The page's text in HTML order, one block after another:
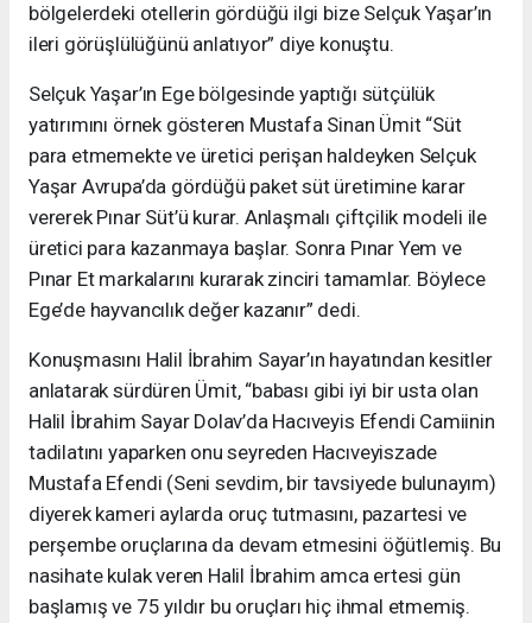
bölgelerdeki otellerin gördüğü ilgi bize Selçuk Yaşar’ın
ileri görüşlülüğünü anlatıyor” diye konuştu.
Selçuk Yaşar’ın Ege bölgesinde yaptığı sütçülük
yatırımını örnek gösteren Mustafa Sinan Ümit “Süt
para etmemekte ve üretici perişan haldeyken Selçuk
Yaşar Avrupa’da gördüğü paket süt üretimine karar
vererek Pınar Süt’ü kurar. Anlaşmalı çiftçilik modeli ile
üretici para kazanmaya başlar. Sonra Pınar Yem ve
Pınar Et markalarını kurarak zinciri tamamlar. Böylece
Ege’de hayvancılık değer kazanır” dedi.
Konuşmasını Halil İbrahim Sayar’ın hayatından kesitler
anlatarak sürdüren Ümit, “babası gibi iyi bir usta olan
Halil İbrahim Sayar Dolav’da Hacıveyis Efendi Camiinin
tadilatını yaparken onu seyreden Hacıveyiszade
Mustafa Efendi (Seni sevdim, bir tavsiyede bulunayım)
diyerek kameri aylarda oruç tutmasını, pazartesi ve
perşembe oruçlarına da devam etmesini öğütlemiş. Bu
nasihate kulak veren Halil İbrahim amca ertesi gün
başlamış ve 75 yıldır bu oruçları hiç ihmal etmemiş.